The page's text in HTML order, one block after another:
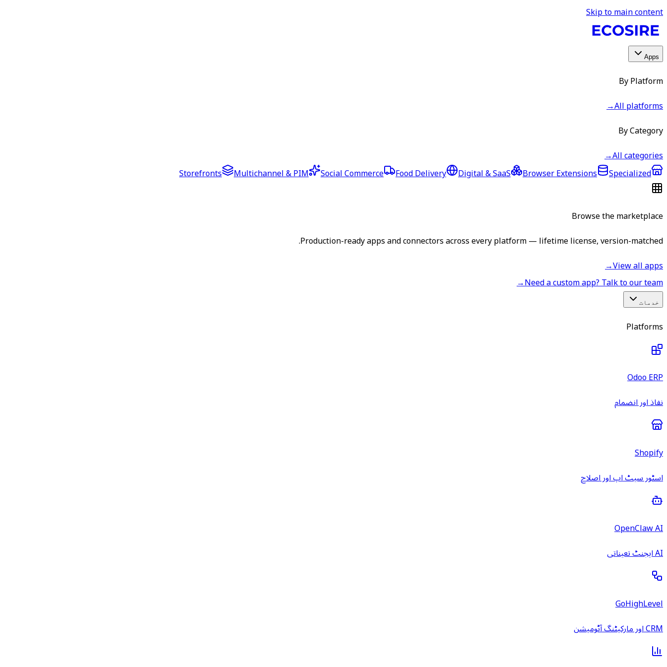
Skip to main content
Apps
By Platform
All platforms
→
By Category
All categories
→
Storefronts
Multichannel & PIM Social Commerce Food Delivery Digital & SaaS Browser Extensions Specialized
Browse the marketplace
Production-ready apps and connectors across every platform — lifetime license, version-matched.
View all apps
→
Need a custom app? Talk to our team
→
خدمات
Platforms
Odoo ERP
نفاذ اور انضمام
Shopify
اسٹور سیٹ اپ اور اصلاح
OpenClaw AI
AI ایجنٹ تعیناتی
GoHighLevel
CRM اور مارکیٹنگ آٹومیشن